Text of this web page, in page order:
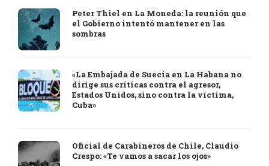
Peter Thiel en La Moneda: la reunión que
el Gobierno intentó mantener en las
sombras
«La Embajada de Suecia en La Habana no
dirige sus críticas contra el agresor,
Estados Unidos, sino contra la víctima,
Cuba»
Oficial de Carabineros de Chile, Claudio
Crespo: «Te vamos a sacar los ojos»